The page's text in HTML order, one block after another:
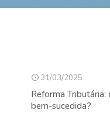
31/03/2025
Reforma Tributária:
bem-sucedida?